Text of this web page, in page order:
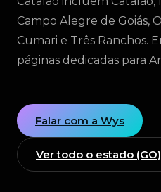
Campo Alegre de Goiás,
Cumari e Três Ranchos.
páginas dedicadas para
Falar com a Wys
Ver todo o estado (GO)